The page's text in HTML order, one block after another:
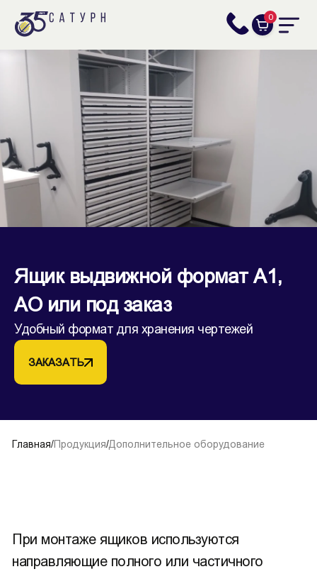
0
Ящик выдвижной формат А1,
АО или под заказ
Удобный формат для хранения чертежей
ЗАКАЗАТЬ
Главная/Продукция/Дополнительное оборудование
При монтаже ящиков используются
направляющие полного или частичного